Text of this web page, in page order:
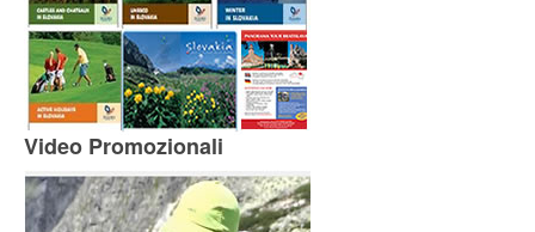
Video Promozionali